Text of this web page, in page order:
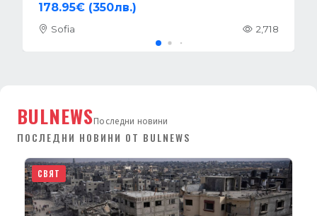
178.95€ (350лв.)
Sofia 2,867
BULNEWSПоследни новини
ПОСЛЕДНИ НОВИНИ ОТ BULNEWS
СВЯТ